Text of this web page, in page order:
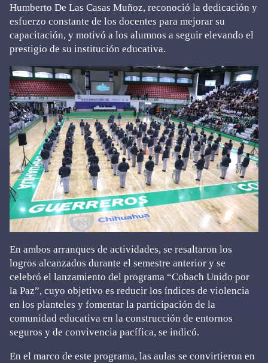
Humberto De Las Casas Muñoz, reconoció la dedicación y
esfuerzo constante de los docentes para mejorar su
capacitación, y motivó a los alumnos a seguir elevando el
prestigio de su institución educativa.
En ambos arranques de actividades, se resaltaron los
logros alcanzados durante el semestre anterior y se
celebró el lanzamiento del programa “Cobach Unido por
la Paz”, cuyo objetivo es reducir los índices de violencia
en los planteles y fomentar la participación de la
comunidad educativa en la construcción de entornos
seguros y de convivencia pacífica, se indicó.
En el marco de este programa, las aulas se convirtieron en